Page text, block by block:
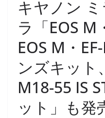
キヤノン
ラ「EOS M
EOS M・
ンズキット
M18-55 IS
ット」も発